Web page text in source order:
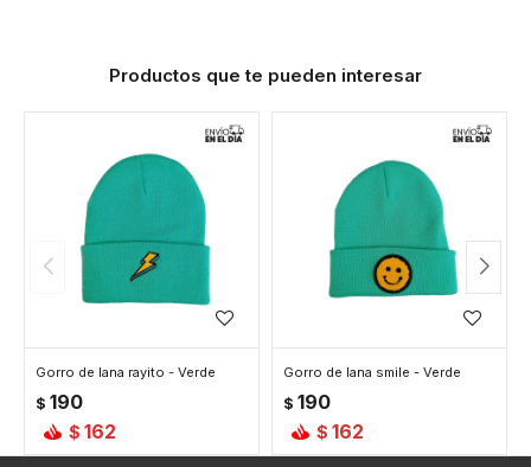
Productos que te pueden interesar
Gorro de lana rayito - Verde
$ 190
$ 162
Gorro de lana smile - Verde
$ 190
$ 162